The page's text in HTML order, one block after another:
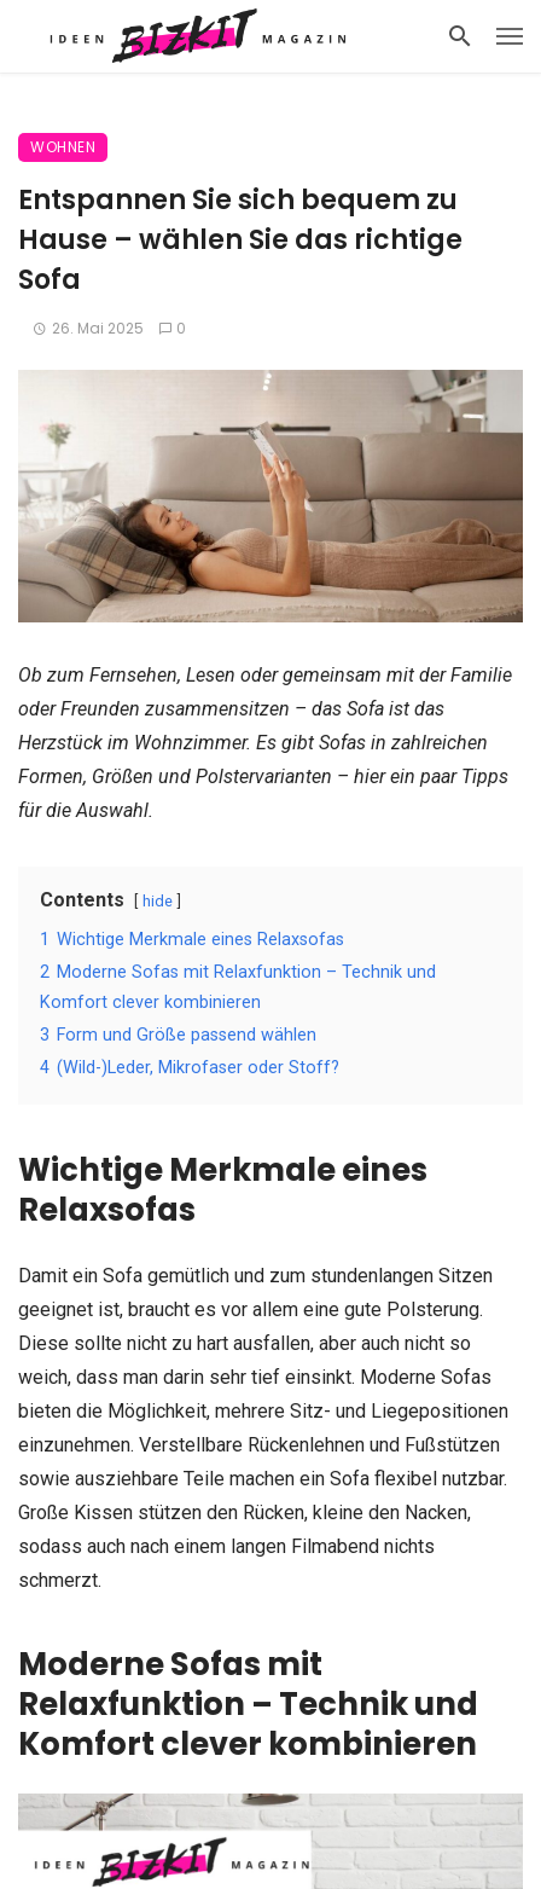
WOHNEN
Entspannen Sie sich bequem zu
Hause – wählen Sie das richtige
Sofa
26. Mai 2025 0
Ob zum Fernsehen, Lesen oder gemeinsam mit der Familie
oder Freunden zusammensitzen – das Sofa ist das
Herzstück im Wohnzimmer. Es gibt Sofas in zahlreichen
Formen, Größen und Polstervarianten – hier ein paar Tipps
für die Auswahl.
Contents hide
1 Wichtige Merkmale eines Relaxsofas
2 Moderne Sofas mit Relaxfunktion – Technik und
Komfort clever kombinieren
3 Form und Größe passend wählen
4 (Wild-)Leder, Mikrofaser oder Stoff?
Wichtige Merkmale eines
Relaxsofas
Damit ein Sofa gemütlich und zum stundenlangen Sitzen
geeignet ist, braucht es vor allem eine gute Polsterung.
Diese sollte nicht zu hart ausfallen, aber auch nicht so
weich, dass man darin sehr tief einsinkt. Moderne Sofas
bieten die Möglichkeit, mehrere Sitz- und Liegepositionen
einzunehmen. Verstellbare Rückenlehnen und Fußstützen
sowie ausziehbare Teile machen ein Sofa flexibel nutzbar.
Große Kissen stützen den Rücken, kleine den Nacken,
sodass auch nach einem langen Filmabend nichts
schmerzt.
Moderne Sofas mit
Relaxfunktion – Technik und
Komfort clever kombinieren